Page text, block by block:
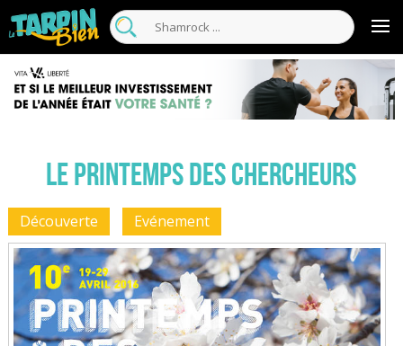
Le Printemps des Chercheurs
Découverte Evénement